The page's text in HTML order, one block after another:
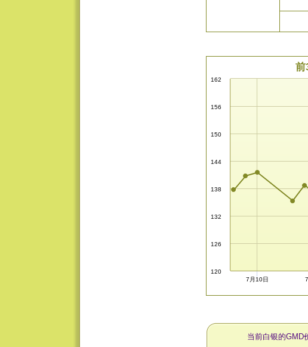
前
120
126
132
138
144
150
156
162
7月10日
当前白银的GMD